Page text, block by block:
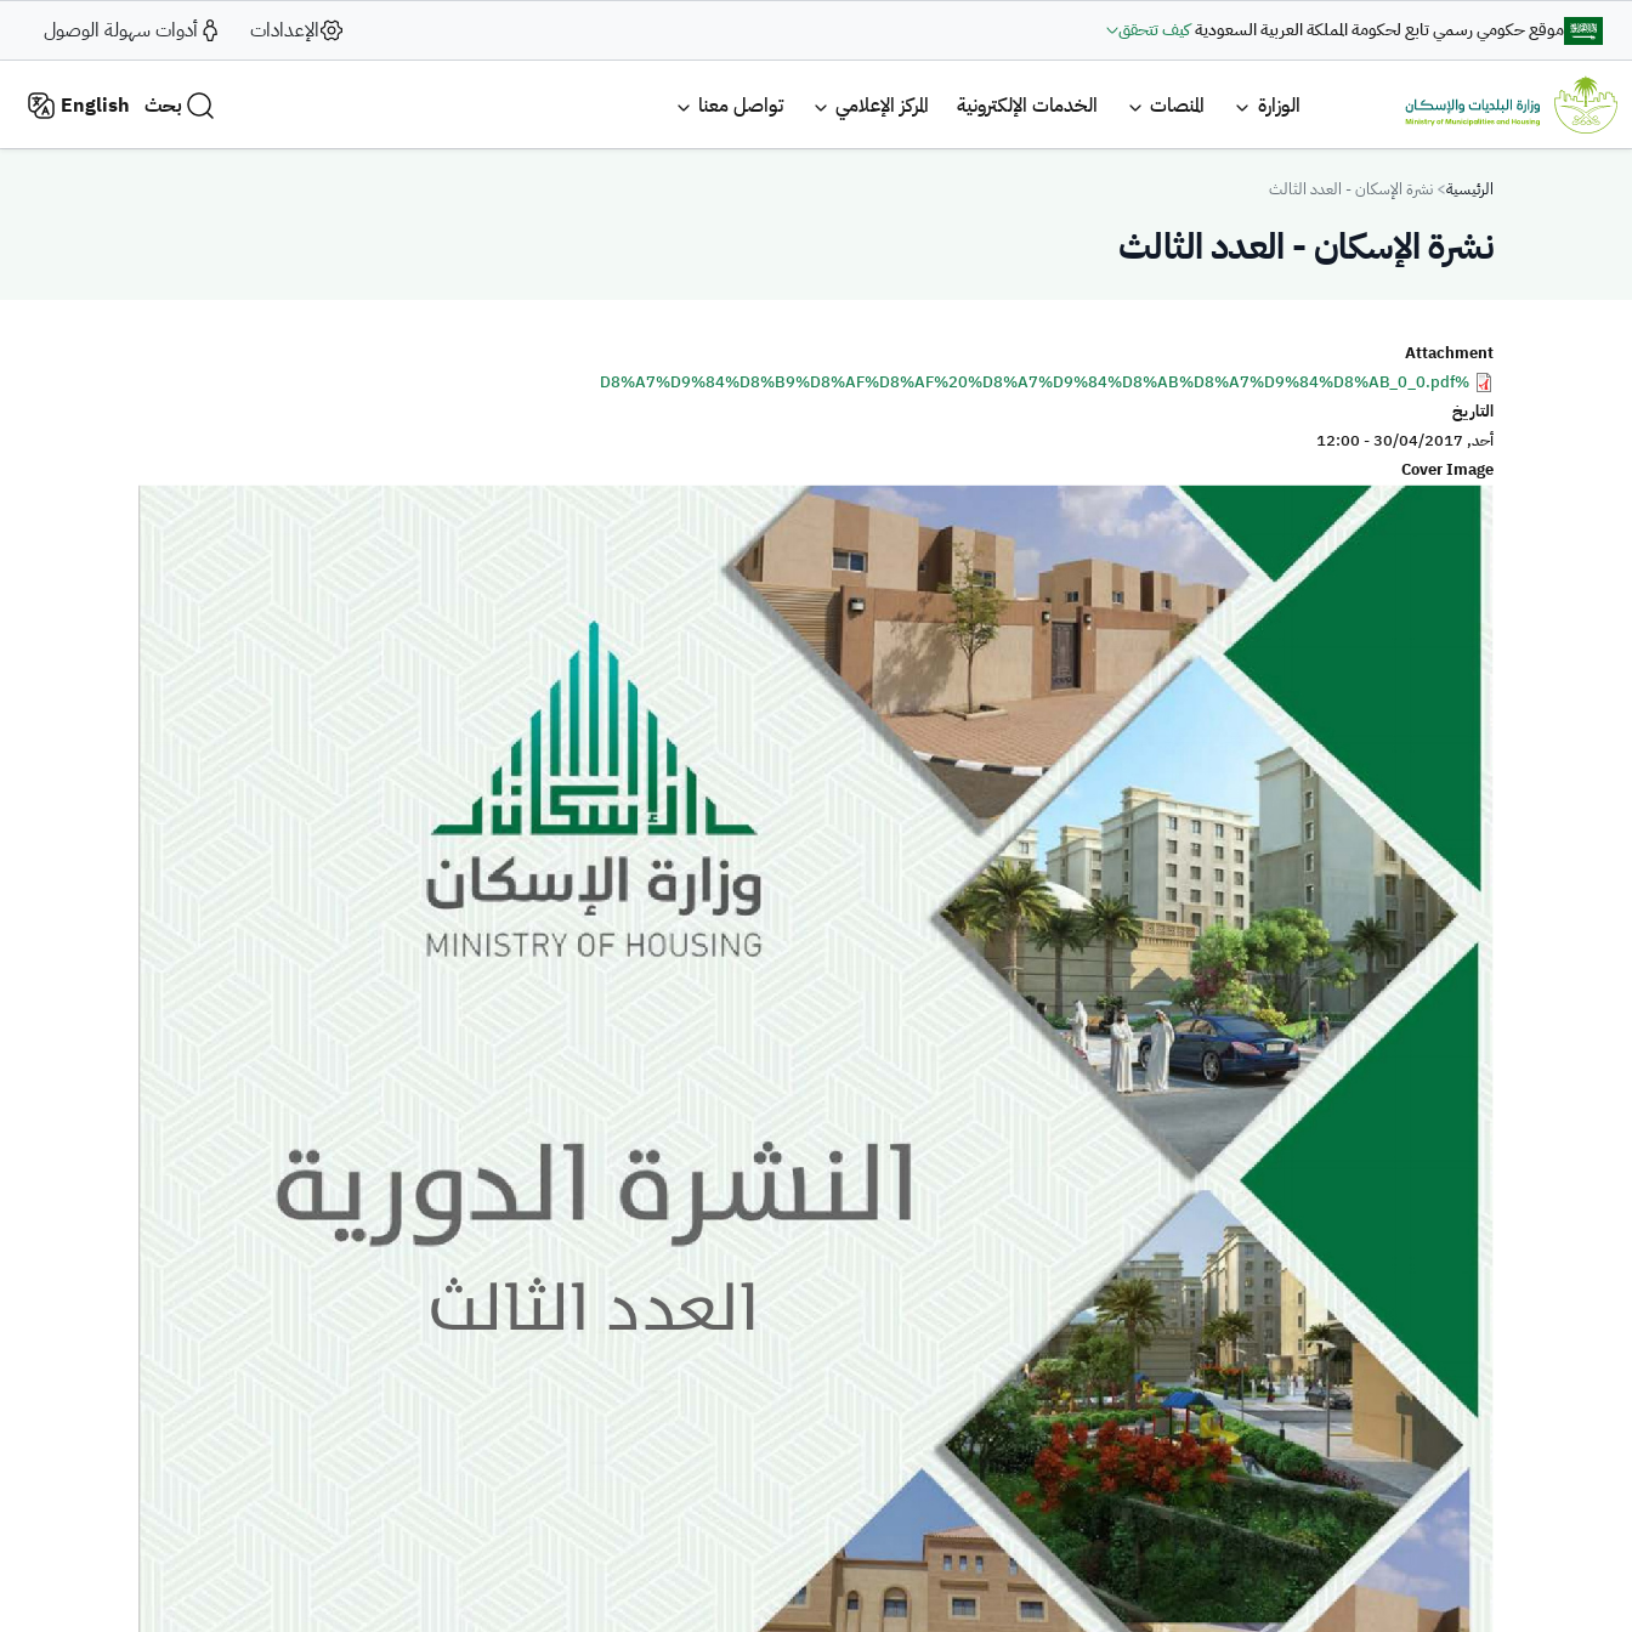
تجاوز إلى المحتوى الرئيسي
موقع حكومي رسمي تابع لحكومة المملكة العربية السعوديةكيف تتحقق الإعدادات أدوات سهولة الوصول
القائمة الرئيسية
الوزارة المنصات الخدمات الإلكترونية المركز الإعلامي تواصل معنا بحث English
Breadcrumb
الرئيسية نشرة الإسكان - العدد الثالث
نشرة الإسكان - العدد الثالث
Attachment
%D8%A7%D9%84%D8%B9%D8%AF%D8%AF%20%D8%A7%D9%84%D8%AB%D8%A7%D9%84%D8%AB_0_0.pdf
التاريخ
أحد, 30/04/2017 - 12:00
Cover Image